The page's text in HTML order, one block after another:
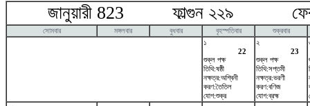
জানুয়ারী 823 ফাল্গুন ২২৯
সোমবার মঙ্গলবার বুধবার বৃহস্পতিবার
শুক্রবার
১
22
শুক্ল পক্ষ
তিথি:ষষ্ঠী
নক্ষত্র:অশ্বিনী
করণ:তৈতিল
যোগ:শুক্র
২
23
শুক্ল পক্ষ
তিথি:সপ্তমী
নক্ষত্র:ভরণী
করণ:বণিজ
যোগ:ব্রহ্ম